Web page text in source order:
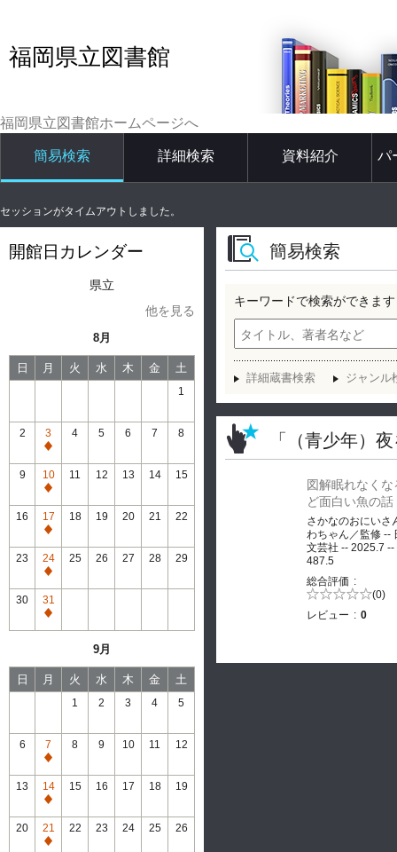
福岡県立図書館
福岡県立図書館ホームページへ
簡易検索 詳細検索 資料紹介 パ
セッションがタイムアウトしました。
開館日カレンダー
県立
他を見る
8月
日 月 火 水 木 金 土
1
2
3
通
常
休
館
4 5 6 7 8
9
10
通
常
休
館
11 12 13 14 15
16
17
通
常
休
館
18 19 20 21 22
23
24
通
常
休
館
25 26 27 28 29
30
31
通
館
9月
日 月 火 水 木 金 土
1 2 3 4 5
6
7
通
常
休
館
8 9 10 11 12
13
14
通
常
休
15 16 17 18 19
20
21
通
22 23 24 25 26
簡易検索
キーワードで検索ができます
詳細蔵書検索 ジャンル
「（青少年）
図解眠れなくな
ど面白い魚の話
さかなのおにいさ
わちゃん／監修 --
文芸社 -- 2025.7 --
487.5
総合評価
5段階評価の (0)
レビュー
0